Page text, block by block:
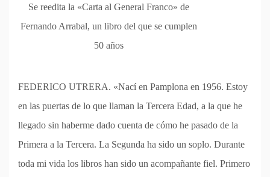
Se reedita la «Carta al General Franco» de
Fernando Arrabal, un libro del que se cumplen
50 años
FEDERICO UTRERA. «Nací en Pamplona en 1956. Estoy
en las puertas de lo que llaman la Tercera Edad, a la que he
llegado sin haberme dado cuenta de cómo he pasado de la
Primera a la Tercera. La Segunda ha sido un soplo. Durante
toda mi vida los libros han sido un acompañante fiel. Primero